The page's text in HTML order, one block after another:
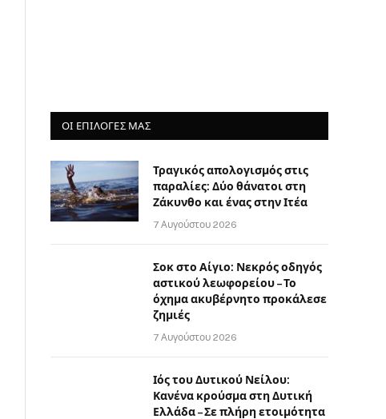
ΟΙ ΕΠΙΛΟΓΈΣ ΜΑΣ
Τραγικός απολογισμός στις
παραλίες: Δύο θάνατοι στη
Ζάκυνθο και ένας στην Ιτέα
7 Αυγούστου 2026
Σοκ στο Αίγιο: Νεκρός οδηγός
αστικού λεωφορείου – Το
όχημα ακυβέρνητο προκάλεσε
ζημιές
7 Αυγούστου 2026
Ιός του Δυτικού Νείλου:
Κανένα κρούσμα στη Δυτική
Ελλάδα – Σε πλήρη ετοιμότητα